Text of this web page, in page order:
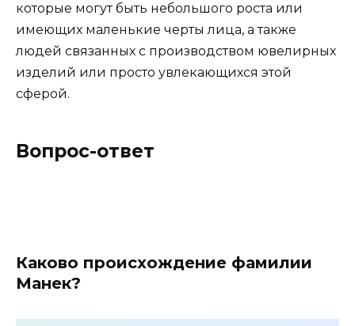
которые могут быть небольшого роста или
имеющих маленькие черты лица, а также
людей связанных с производством ювелирных
изделий или просто увлекающихся этой
сферой.
Вопрос-ответ
Каково происхождение фамилии
Манек?